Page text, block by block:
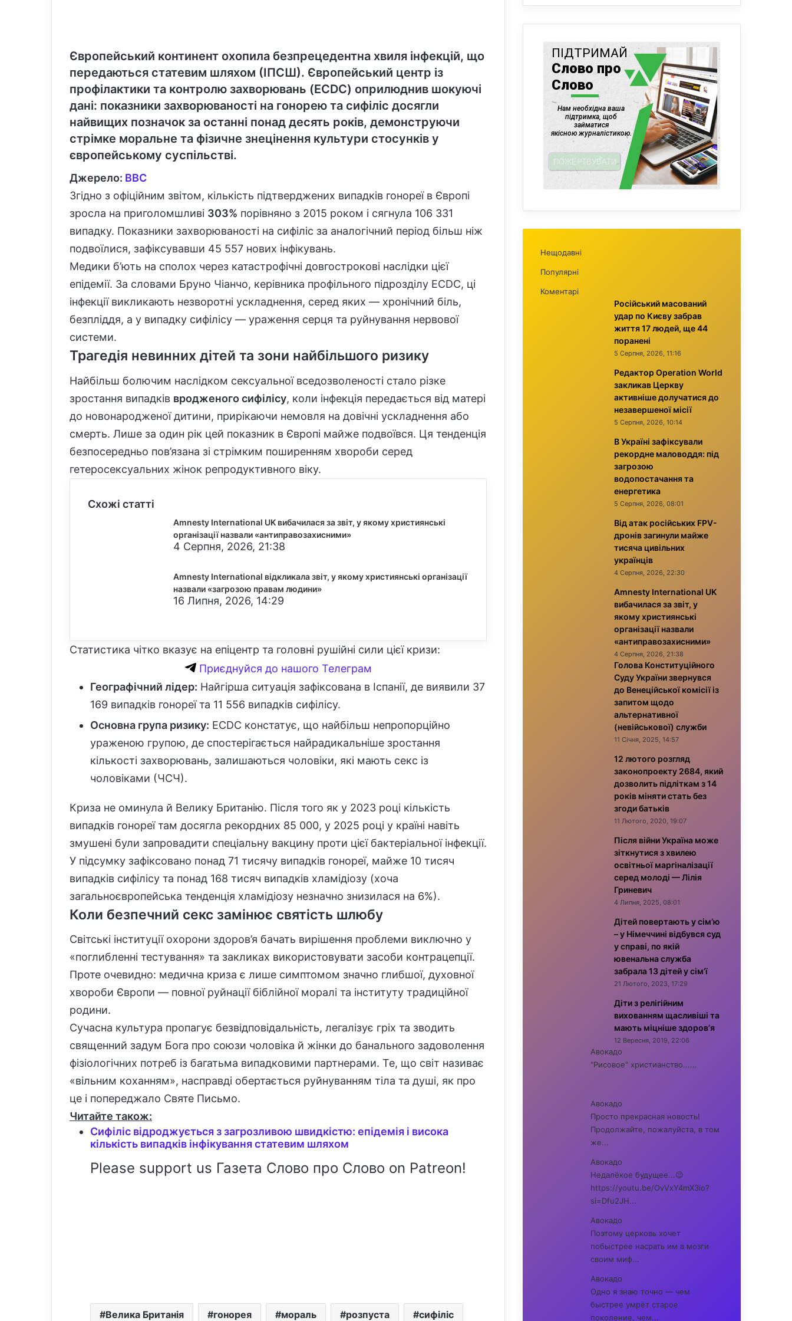
Європейський континент охопила безпрецедентна хвиля інфекцій, що
передаються статевим шляхом (ІПСШ). Європейський центр із
профілактики та контролю захворювань (ECDC) оприлюднив шокуючі
дані: показники захворюваності на гонорею та сифіліс досягли
найвищих позначок за останні понад десять років, демонструючи
стрімке моральне та фізичне знецінення культури стосунків у
європейському суспільстві.
Джерело: BBC
Згідно з офіційним звітом, кількість підтверджених випадків гонореї в Європі
зросла на приголомшливі 303% порівняно з 2015 роком і сягнула 106 331
випадку. Показники захворюваності на сифіліс за аналогічний період більш ніж
подвоїлися, зафіксувавши 45 557 нових інфікувань.
Медики б’ють на сполох через катастрофічні довгострокові наслідки цієї
епідемії. За словами Бруно Чіанчо, керівника профільного підрозділу ECDC, ці
інфекції викликають незворотні ускладнення, серед яких — хронічний біль,
безпліддя, а у випадку сифілісу — ураження серця та руйнування нервової
системи.
Трагедія невинних дітей та зони найбільшого ризику
Найбільш болючим наслідком сексуальної вседозволеності стало різке
зростання випадків вродженого сифілісу, коли інфекція передається від матері
до новонародженої дитини, прирікаючи немовля на довічні ускладнення або
смерть. Лише за один рік цей показник в Європі майже подвоївся. Ця тенденція
безпосередньо пов’язана зі стрімким поширенням хвороби серед
гетеросексуальних жінок репродуктивного віку.
Схожі статті
Amnesty International UK вибачилася за звіт, у якому християнські
організації назвали «антиправозахисними»
4 Серпня, 2026, 21:38
Amnesty International відкликала звіт, у якому християнські організації
назвали «загрозою правам людини»
16 Липня, 2026, 14:29
Статистика чітко вказує на епіцентр та головні рушійні сили цієї кризи:
Приєднуйся до нашого Телеграм
Географічний лідер: Найгірша ситуація зафіксована в Іспанії, де виявили 37
169 випадків гонореї та 11 556 випадків сифілісу.
Основна група ризику: ECDC констатує, що найбільш непропорційно
ураженою групою, де спостерігається найрадикальніше зростання
кількості захворювань, залишаються чоловіки, які мають секс із
чоловіками (ЧСЧ).
Криза не оминула й Велику Британію. Після того як у 2023 році кількість
випадків гонореї там досягла рекордних 85 000, у 2025 році у країні навіть
змушені були запровадити спеціальну вакцину проти цієї бактеріальної інфекції.
У підсумку зафіксовано понад 71 тисячу випадків гонореї, майже 10 тисяч
випадків сифілісу та понад 168 тисяч випадків хламідіозу (хоча
загальноєвропейська тенденція хламідіозу незначно знизилася на 6%).
Коли безпечний секс замінює святість шлюбу
Світські інституції охорони здоров’я бачать вирішення проблеми виключно у
«поглибленні тестування» та закликах використовувати засоби контрацепції.
Проте очевидно: медична криза є лише симптомом значно глибшої, духовної
хвороби Європи — повної руйнації біблійної моралі та інституту традиційної
родини.
Сучасна культура пропагує безвідповідальність, легалізує гріх та зводить
священний задум Бога про союзи чоловіка й жінки до банального задоволення
фізіологічних потреб із багатьма випадковими партнерами. Те, що світ називає
«вільним коханням», насправді обертається руйнуванням тіла та душі, як про
це і попереджало Святе Письмо.
Читайте також:
Сифіліс відроджується з загрозливою швидкістю: епідемія і висока
кількість випадків інфікування статевим шляхом
Please support us Газета Слово про Слово on Patreon!
Велика Британія гонорея мораль розпуста сифіліс
Нещодавні
Популярні
Коментарі
Російський масований
удар по Києву забрав
життя 17 людей, ще 44
поранені
5 Серпня, 2026, 11:16
Редактор Operation World
закликав Церкву
активніше долучатися до
незавершеної місії
5 Серпня, 2026, 10:14
В Україні зафіксували
рекордне маловоддя: під
загрозою
водопостачання та
енергетика
5 Серпня, 2026, 08:01
Від атак російських FPV-
дронів загинули майже
тисяча цивільних
українців
4 Серпня, 2026, 22:30
Amnesty International UK
вибачилася за звіт, у
якому християнські
організації назвали
«антиправозахисними»
4 Серпня, 2026, 21:38
Голова Конституційного
Суду України звернувся
до Венеційської комісії із
запитом щодо
альтернативної
(невійськової) служби
11 Січня, 2025, 14:57
12 лютого розгляд
законопроекту 2684, який
дозволить підліткам з 14
років міняти стать без
згоди батьків
11 Лютого, 2020, 19:07
Після війни Україна може
зіткнутися з хвилею
освітньої маргіналізації
серед молоді — Лілія
Гриневич
4 Липня, 2025, 08:01
Дітей повертають у сім’ю
– у Німеччині відбувся суд
у справі, по якій
ювенальна служба
забрала 13 дітей у сім’ї
21 Лютого, 2023, 17:29
Діти з релігійним
вихованням щасливіші та
мають міцніше здоров’я
12 Вересня, 2019, 22:06
Авокадо
"Рисовое" христианство......
Авокадо
Просто прекрасная новость!
Продолжайте, пожалуйста, в том
же...
Авокадо
Недалёкое будущее...😉
https://youtu.be/OvVxY4mX3io?
si=Dfu2JH...
Авокадо
Поэтому церковь хочет
побыстрее насрать им в мозги
своим миф...
Авокадо
Одно я знаю точно — чем
быстрее умрёт старое
поколение, чем...